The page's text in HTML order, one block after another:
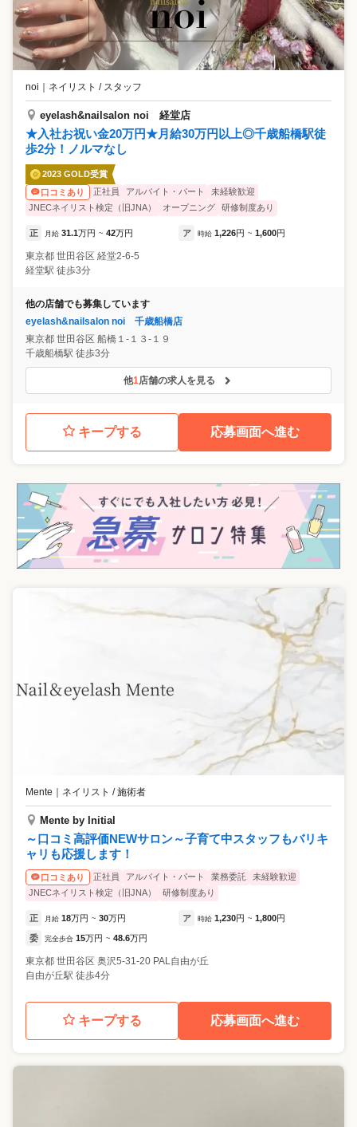
noi ｜ ネイリスト / スタッフ
eyelash&nailsalon noi 経堂店
★入社お祝い金20万円★月給30万円以上◎千歳船橋駅徒
歩2分！ノルマなし
2023 GOLD受賞
口コミあり
正社員 アルバイト・パート
未経験歓迎
JNECネイリスト検定（旧JNA）
オープニング 研修制度あり
正 月給 31.1万円 ~ 42万円 ア 時給 1,226円 ~ 1,600円
東京都 世田谷区 経堂2-6-5
経堂駅 徒歩3分
他の店舗でも募集しています
eyelash&nailsalon noi 千歳船橋店
東京都 世田谷区 船橋１‐１３‐１９
千歳船橋駅 徒歩3分
他1店舗の求人を見る
キープする 応募画面へ進む
Mente ｜ ネイリスト / 施術者
Mente by Initial
～口コミ高評価NEWサロン～子育て中スタッフもバリキ
ャリも応援します！
口コミあり 正社員 アルバイト・パート 業務委託
未経験歓迎
JNECネイリスト検定（旧JNA）
研修制度あり
正 月給 18万円 ~ 30万円 ア 時給 1,230円 ~ 1,800円
委 完全歩合 15万円 ~ 48.6万円
東京都 世田谷区 奥沢5-31-20 PAL自由が丘
自由が丘駅 徒歩4分
キープする 応募画面へ進む